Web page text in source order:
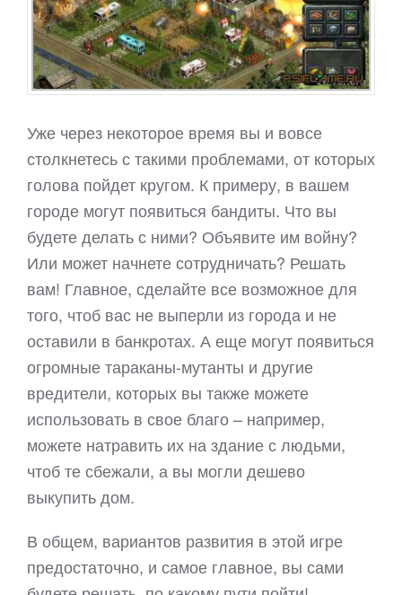
Уже через некоторое время вы и вовсе
столкнетесь с такими проблемами, от которых
голова пойдет кругом. К примеру, в вашем
городе могут появиться бандиты. Что вы
будете делать с ними? Объявите им войну?
Или может начнете сотрудничать? Решать
вам! Главное, сделайте все возможное для
того, чтоб вас не выперли из города и не
оставили в банкротах. А еще могут появиться
огромные тараканы-мутанты и другие
вредители, которых вы также можете
использовать в свое благо – например,
можете натравить их на здание с людьми,
чтоб те сбежали, а вы могли дешево
выкупить дом.
В общем, вариантов развития в этой игре
предостаточно, и самое главное, вы сами